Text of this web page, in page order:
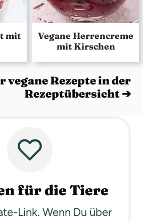
mit
Vegane Herrencreme
mit Kirschen
vegane Rezepte in der
Rezeptübersicht ➔
für die Tiere
Link. Wenn Du über